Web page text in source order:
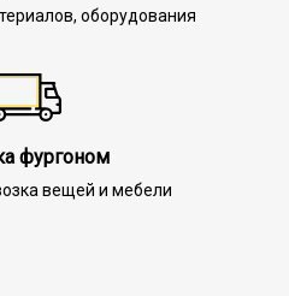
оборудования
фургоном
вещей и мебели